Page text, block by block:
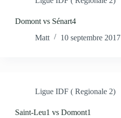
Domont vs Sénart4
Matt
10 septembre 2017
Ligue IDF ( Regionale 2)
Saint-Leu1 vs Domont1